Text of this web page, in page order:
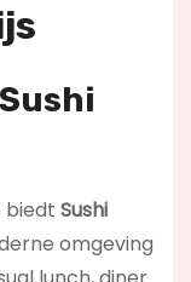
biedt Sushi
omgeving